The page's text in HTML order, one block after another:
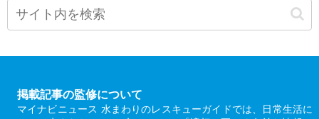
掲載記事の監修について
マイナビニュース 水まわりのレスキューガイドでは、日常生活に